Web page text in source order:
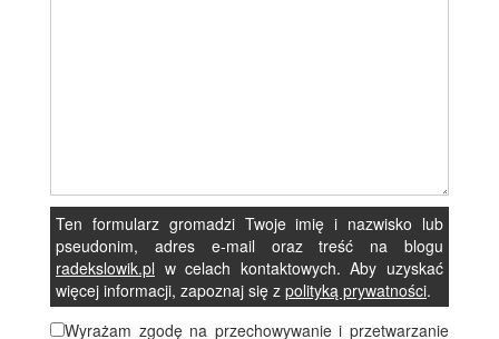
Ten formularz gromadzi Twoje imię i nazwisko lub
pseudonim, adres e-mail oraz treść na blogu
radekslowik.pl w celach kontaktowych. Aby uzyskać
więcej informacji, zapoznaj się z polityką prywatności.
Wyrażam zgodę na przechowywanie i przetwarzanie